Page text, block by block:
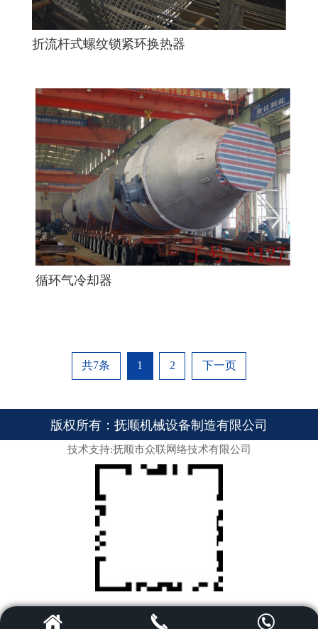
折流杆式螺纹锁紧环换热器
循环气冷却器
共7条 1 2 下一页
版权所有：抚顺机械设备制造有限公司
技术支持:抚顺市众联网络技术有限公司
  